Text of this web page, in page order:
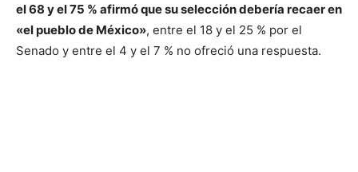
el 68 y el 75 % afirmó que su selección debería recaer en
«el pueblo de México», entre el 18 y el 25 % por el
Senado y entre el 4 y el 7 % no ofreció una respuesta.